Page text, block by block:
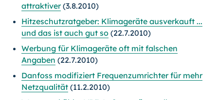
attraktiver(3.8.2010)
Hitzeschutzratgeber: Klimageräte ausverkauft ...
und das ist auch gut so (22.7.2010)
Werbung für Klimageräte oft mit falschen
Angaben (22.7.2010)
Danfoss modifiziert Frequenzumrichter für mehr
Netzqualität (11.2.2010)